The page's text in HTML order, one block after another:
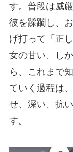
す。普段は威
彼を蹂躙し、
げ打って「正
女の甘い、し
ら、これまで
ていく過程は
せ、深い、抗
す。